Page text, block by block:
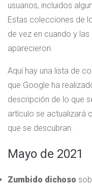
usuarios, incluidos
Estas colecciones de
de vez en cuando y
aparecieron.
Aquí hay una lista de
que Google ha
descripción de lo que
artículo se actualizará
que se descubran.
Mayo de 2021
Zumbido dichoso